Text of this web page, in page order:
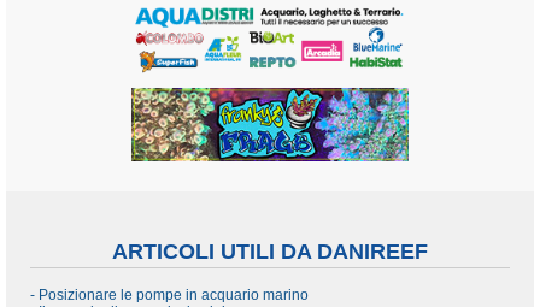
ARTICOLI UTILI DA DANIREEF
- Posizionare le pompe in acquario marino